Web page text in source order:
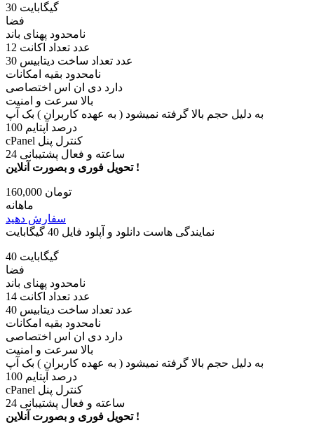
30 گیگابایت
فضا
نامحدود پهنای باند
12 عدد تعداد اکانت
30 عدد تعداد ساخت دیتابیس
نامحدود بقیه امکانات
دارد دی ان اس اختصاصی
بالا سرعت و امنیت
به دلیل حجم بالا گرفته نمیشود ( به عهده کاربران ) بک آپ
100 درصد آپتایم
cPanel کنترل پنل
24 ساعته و فعال پشتیبانی
تحویل فوری و بصورت آنلاین !
160,000 تومان
ماهانه
سفارش دهید
نمایندگی هاست دانلود و آپلود فایل 40 گیگابایت
40 گیگابایت
فضا
نامحدود پهنای باند
14 عدد تعداد اکانت
40 عدد تعداد ساخت دیتابیس
نامحدود بقیه امکانات
دارد دی ان اس اختصاصی
بالا سرعت و امنیت
به دلیل حجم بالا گرفته نمیشود ( به عهده کاربران ) بک آپ
100 درصد آپتایم
cPanel کنترل پنل
24 ساعته و فعال پشتیبانی
تحویل فوری و بصورت آنلاین !